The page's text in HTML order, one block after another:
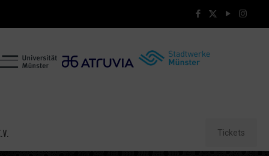
Tickets